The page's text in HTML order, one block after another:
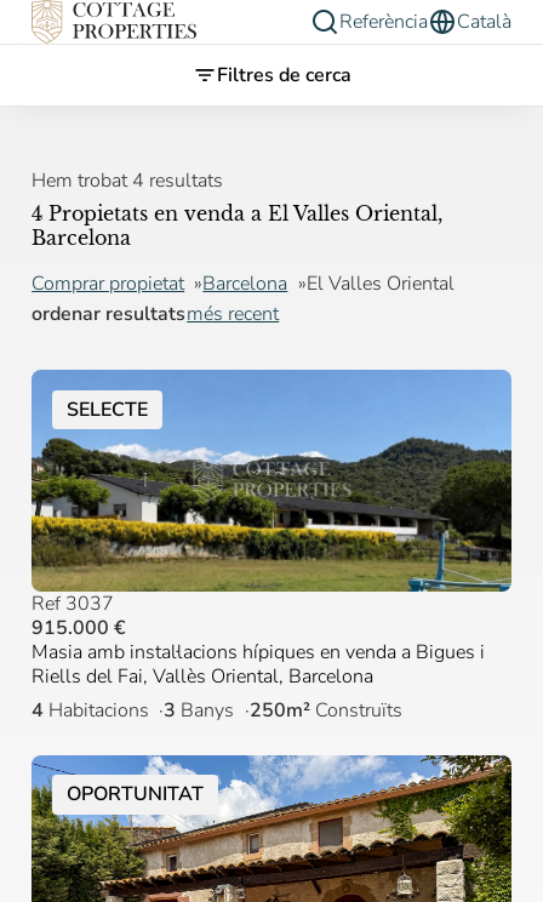
Referència
Català
Filtres de cerca
Hem trobat 4 resultats
4 Propietats en venda a El Valles Oriental,
Barcelona
Comprar propietat Barcelona
El Valles Oriental
ordenar resultatsmés recent
SELECTE
Ref 3037
915.000 €
Masia amb instal·lacions hípiques en venda a Bigues i
Riells del Fai, Vallès Oriental, Barcelona
4 Habitacions 3 Banys 250m² Construïts
OPORTUNITAT